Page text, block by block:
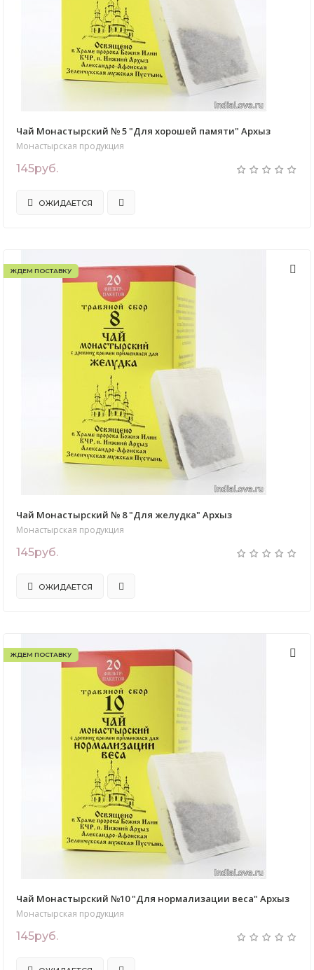
Чай Монастырский № 5 "Для хорошей памяти" Архыз
Монастырская продукция
145руб.
ОЖИДАЕТСЯ
ЖДЕМ ПОСТАВКУ
Чай Монастырский № 8 "Для желудка" Архыз
Монастырская продукция
145руб.
ОЖИДАЕТСЯ
ЖДЕМ ПОСТАВКУ
Чай Монастырский №10 "Для нормализации веса" Архыз
Монастырская продукция
145руб.